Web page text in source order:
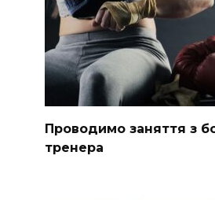
Проводимо заняття з
тренера